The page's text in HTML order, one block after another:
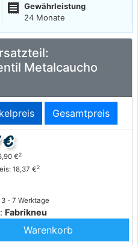
receipt
Gewährleistung
24 Monate
Metalcaucho
Gesamtpreis
- 7 Werktage
Fabrikneu
€
€2
18,37 €2
Warenkorb